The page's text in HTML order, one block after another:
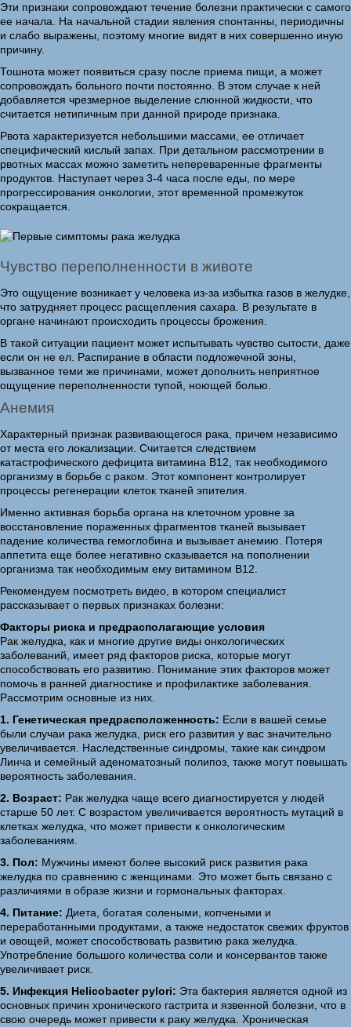
Эти признаки сопровождают течение болезни практически с самого
ее начала. На начальной стадии явления спонтанны, периодичны
и слабо выражены, поэтому многие видят в них совершенно иную
причину.
Тошнота может появиться сразу после приема пищи, а может
сопровождать больного почти постоянно. В этом случае к ней
добавляется чрезмерное выделение слюнной жидкости, что
считается нетипичным при данной природе признака.
Рвота характеризуется небольшими массами, ее отличает
специфический кислый запах. При детальном рассмотрении в
рвотных массах можно заметить непереваренные фрагменты
продуктов. Наступает через 3-4 часа после еды, по мере
прогрессирования онкологии, этот временной промежуток
сокращается.
Чувство переполненности в животе
Это ощущение возникает у человека из-за избытка газов в желудке,
что затрудняет процесс расщепления сахара. В результате в
органе начинают происходить процессы брожения.
В такой ситуации пациент может испытывать чувство сытости, даже
если он не ел. Распирание в области подложечной зоны,
вызванное теми же причинами, может дополнить неприятное
ощущение переполненности тупой, ноющей болью.
Анемия
Характерный признак развивающегося рака, причем независимо
от места его локализации. Считается следствием
катастрофического дефицита витамина В12, так необходимого
организму в борьбе с раком. Этот компонент контролирует
процессы регенерации клеток тканей эпителия.
Именно активная борьба органа на клеточном уровне за
восстановление пораженных фрагментов тканей вызывает
падение количества гемоглобина и вызывает анемию. Потеря
аппетита еще более негативно сказывается на пополнении
организма так необходимым ему витамином В12.
Рекомендуем посмотреть видео, в котором специалист
рассказывает о первых признаках болезни:
Факторы риска и предрасполагающие условия
Рак желудка, как и многие другие виды онкологических
заболеваний, имеет ряд факторов риска, которые могут
способствовать его развитию. Понимание этих факторов может
помочь в ранней диагностике и профилактике заболевания.
Рассмотрим основные из них.
1. Генетическая предрасположенность: Если в вашей семье
были случаи рака желудка, риск его развития у вас значительно
увеличивается. Наследственные синдромы, такие как синдром
Линча и семейный аденоматозный полипоз, также могут повышать
вероятность заболевания.
2. Возраст: Рак желудка чаще всего диагностируется у людей
старше 50 лет. С возрастом увеличивается вероятность мутаций в
клетках желудка, что может привести к онкологическим
заболеваниям.
3. Пол: Мужчины имеют более высокий риск развития рака
желудка по сравнению с женщинами. Это может быть связано с
различиями в образе жизни и гормональных факторах.
4. Питание: Диета, богатая солеными, копчеными и
переработанными продуктами, а также недостаток свежих фруктов
и овощей, может способствовать развитию рака желудка.
Употребление большого количества соли и консервантов также
увеличивает риск.
5. Инфекция Helicobacter pylori: Эта бактерия является одной из
основных причин хронического гастрита и язвенной болезни, что в
свою очередь может привести к раку желудка. Хроническая